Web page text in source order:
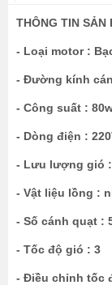
THÔNG TIN SẢN
- Loại motor :
- Đường kính
- Công suất :
- Dòng điện :
- Lưu lượng gió
- Vật liệu lồng :
- Số cánh quạt :
- Tốc độ gió : 3
- Điều chỉnh tốc